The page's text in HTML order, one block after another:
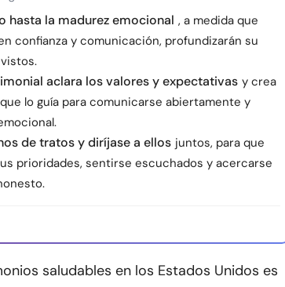
hasta la madurez emocional , a medida que
confianza y comunicación, profundizarán su
aclara los valores y expectativas y crea
lo guía para comunicarse abiertamente y
de tratos y diríjase a ellos juntos, para que
prioridades, sentirse escuchados y acercarse
saludables en los Estados Unidos es